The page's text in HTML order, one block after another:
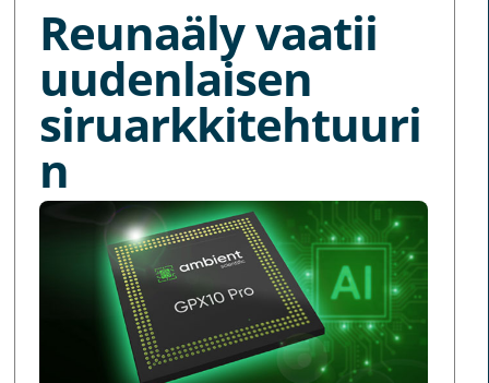
Reunaäly vaatii
uudenlaisen
siruarkkitehtuuri
n